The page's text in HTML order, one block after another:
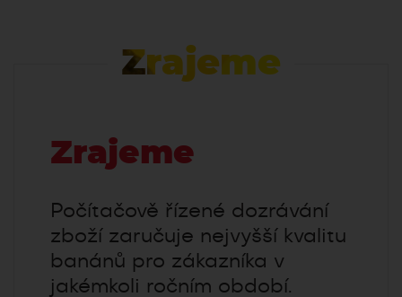
Zrajeme
Zrajeme
Počítačově řízené dozrávání
zboží zaručuje nejvyšší kvalitu
banánů pro zákazníka v
jakémkoli ročním období.